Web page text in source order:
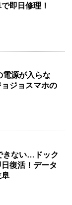
即日修理！
電源が入らな
ジョスマホの
きない…ドック
復活！データ
阜